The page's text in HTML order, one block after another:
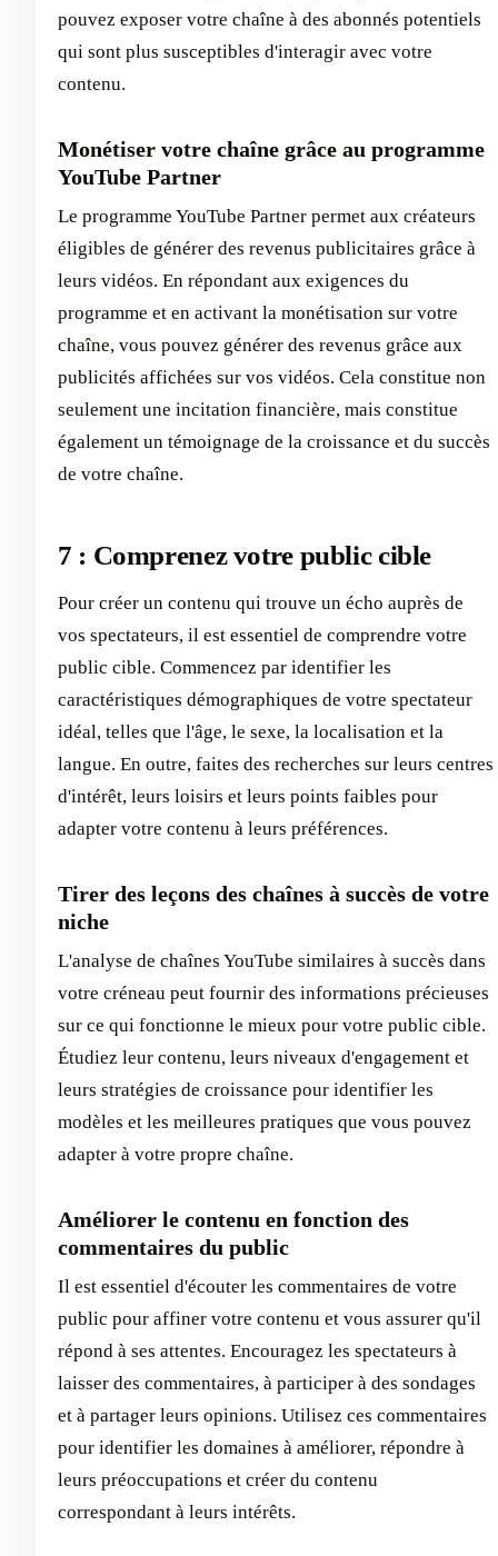
pouvez exposer votre chaîne à des abonnés potentiels
qui sont plus susceptibles d'interagir avec votre
contenu.
Monétiser votre chaîne grâce au programme
YouTube Partner
Le programme YouTube Partner permet aux créateurs
éligibles de générer des revenus publicitaires grâce à
leurs vidéos. En répondant aux exigences du
programme et en activant la monétisation sur votre
chaîne, vous pouvez générer des revenus grâce aux
publicités affichées sur vos vidéos. Cela constitue non
seulement une incitation financière, mais constitue
également un témoignage de la croissance et du succès
de votre chaîne.
7 : Comprenez votre public cible
Pour créer un contenu qui trouve un écho auprès de
vos spectateurs, il est essentiel de comprendre votre
public cible. Commencez par identifier les
caractéristiques démographiques de votre spectateur
idéal, telles que l'âge, le sexe, la localisation et la
langue. En outre, faites des recherches sur leurs centres
d'intérêt, leurs loisirs et leurs points faibles pour
adapter votre contenu à leurs préférences.
Tirer des leçons des chaînes à succès de votre
niche
L'analyse de chaînes YouTube similaires à succès dans
votre créneau peut fournir des informations précieuses
sur ce qui fonctionne le mieux pour votre public cible.
Étudiez leur contenu, leurs niveaux d'engagement et
leurs stratégies de croissance pour identifier les
modèles et les meilleures pratiques que vous pouvez
adapter à votre propre chaîne.
Améliorer le contenu en fonction des
commentaires du public
Il est essentiel d'écouter les commentaires de votre
public pour affiner votre contenu et vous assurer qu'il
répond à ses attentes. Encouragez les spectateurs à
laisser des commentaires, à participer à des sondages
et à partager leurs opinions. Utilisez ces commentaires
pour identifier les domaines à améliorer, répondre à
leurs préoccupations et créer du contenu
correspondant à leurs intérêts.